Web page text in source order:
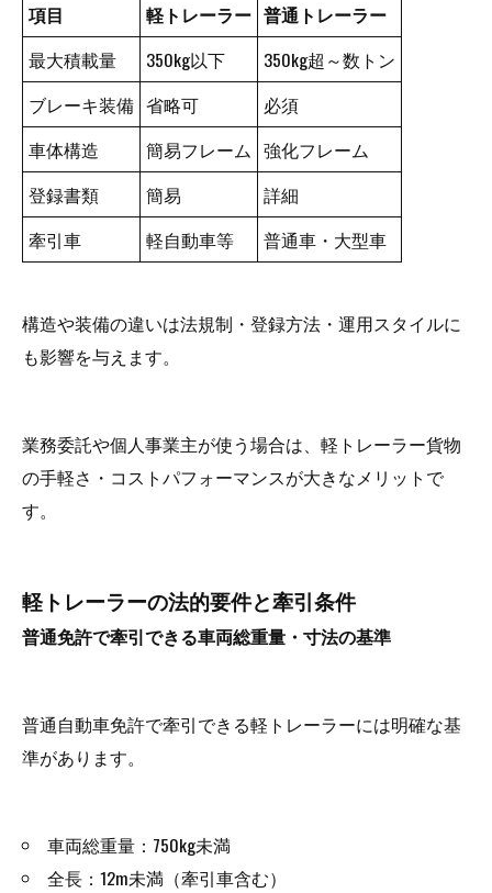
項目 軽トレーラー 普通トレーラー
最大積載量
350kg以下
350kg超～数トン
ブレーキ装備 省略可
必須
車体構造
簡易フレーム 強化フレーム
登録書類
簡易
詳細
牽引車
軽自動車等 普通車・大型車
構造や装備の違いは法規制・登録方法・運用スタイルに
も影響を与えます。
業務委託や個人事業主が使う場合は、軽トレーラー貨物
の手軽さ・コストパフォーマンスが大きなメリットで
す。
軽トレーラーの法的要件と牽引条件
普通免許で牽引できる車両総重量・寸法の基準
普通自動車免許で牽引できる軽トレーラーには明確な基
準があります。
車両総重量：750kg未満
全長：12m未満（牽引車含む）